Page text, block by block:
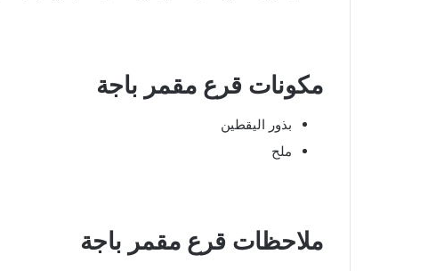
مكونات قرع مقمر باجة
بذور اليقطين
ملح
ملاحظات قرع مقمر باجة